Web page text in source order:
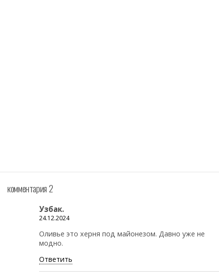
комментария 2
Узбак.
24.12.2024
Оливье это херня под майонезом. Давно уже не
модно.
Ответить